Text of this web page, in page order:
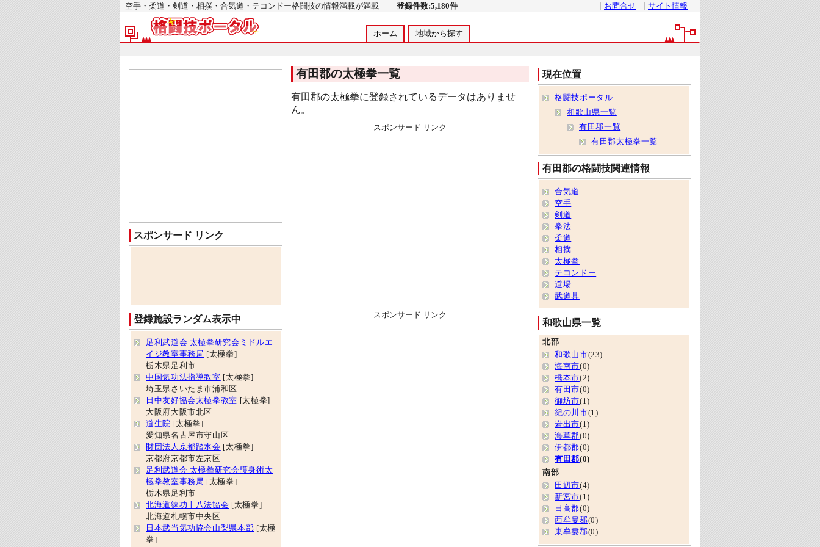
空手・柔道・剣道・相撲・合気道・テコンドー格闘技の情報満載が満載 登録件数:5,180件 お問合せ サイト情報
ホーム 地域から探す
有田郡の太極拳一覧
有田郡の太極拳に登録されているデータはありませ
ん。
スポンサード リンク
スポンサード リンク
スポンサード リンク
登録施設ランダム表示中
足利武道会 太極拳研究会ミドルエ
イジ教室事務局 [太極拳]
栃木県足利市
中国気功法指導教室 [太極拳]
埼玉県さいたま市浦和区
日中友好協会太極拳教室 [太極拳]
大阪府大阪市北区
道生院 [太極拳]
愛知県名古屋市守山区
財団法人京都踏水会 [太極拳]
京都府京都市左京区
足利武道会 太極拳研究会護身術太
極拳教室事務局 [太極拳]
栃木県足利市
北海道練功十八法協会 [太極拳]
北海道札幌市中央区
日本武当気功協会山梨県本部 [太極
拳]
現在位置
格闘技ポータル
和歌山県一覧
有田郡一覧
有田郡太極拳一覧
有田郡の格闘技関連情報
合気道
空手
剣道
拳法
柔道
相撲
太極拳
テコンドー
道場
武道具
和歌山県一覧
北部
和歌山市(23)
海南市(0)
橋本市(2)
有田市(0)
御坊市(1)
紀の川市(1)
岩出市(1)
海草郡(0)
伊都郡(0)
有田郡(0)
南部
田辺市(4)
新宮市(1)
日高郡(0)
西牟婁郡(0)
東牟婁郡(0)